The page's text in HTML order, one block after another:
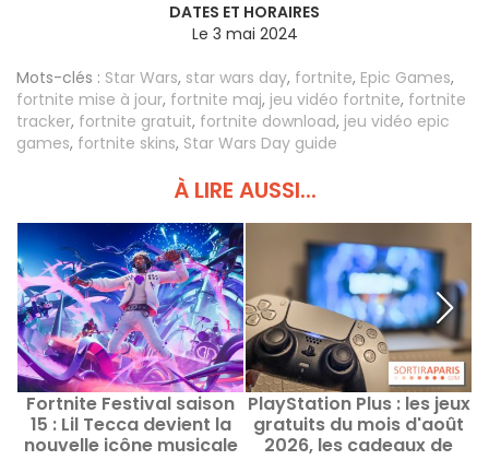
DATES ET HORAIRES
Le 3 mai 2024
Mots-clés : Star Wars, star wars day, fortnite, Epic Games,
fortnite mise à jour, fortnite maj, jeu vidéo fortnite, fortnite
tracker, fortnite gratuit, fortnite download, jeu vidéo epic
games, fortnite skins, Star Wars Day guide
À LIRE AUSSI...
Fortnite Festival saison
15 : Lil Tecca devient la
nouvelle icône musicale
PlayStation Plus : les jeux
gratuits du mois d'août
2026, les cadeaux de